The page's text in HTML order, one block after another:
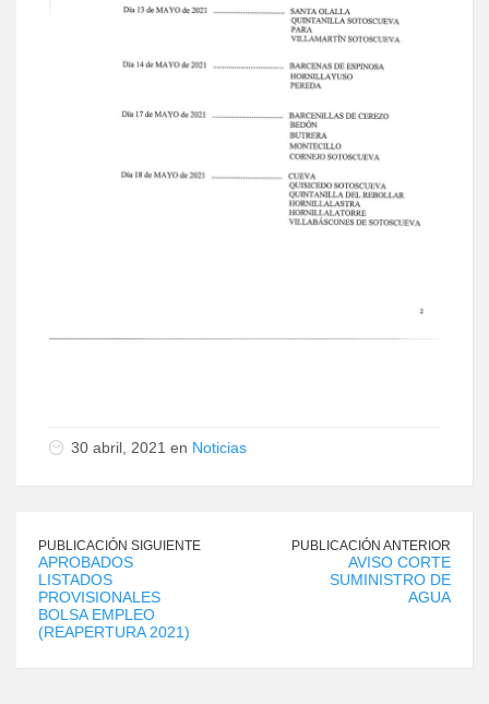
30 abril, 2021 en Noticias
PUBLICACIÓN SIGUIENTE
APROBADOS
LISTADOS
PROVISIONALES
BOLSA EMPLEO
(REAPERTURA 2021)
PUBLICACIÓN ANTERIOR
AVISO CORTE
SUMINISTRO DE
AGUA